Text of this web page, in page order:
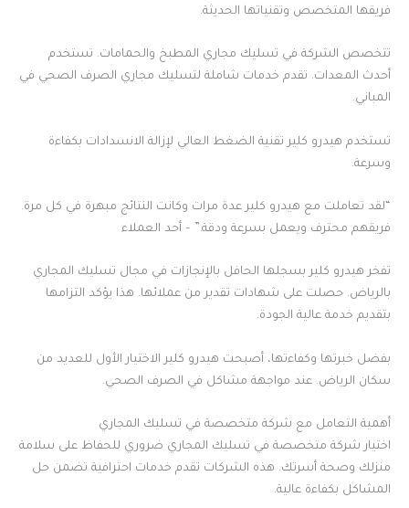
فريقها المتخصص وتقنياتها الحديثة.
تتخصص الشركة في تسليك مجاري المطبخ والحمامات. تستخدم
أحدث المعدات. تقدم خدمات شاملة لتسليك مجاري الصرف الصحي في
المباني.
تستخدم هيدرو كلير تقنية الضغط العالي لإزالة الانسدادات بكفاءة
وسرعة.
“لقد تعاملت مع هيدرو كلير عدة مرات وكانت النتائج مبهرة في كل مرة.
فريقهم محترف ويعمل بسرعة ودقة.” – أحد العملاء
تفخر هيدرو كلير بسجلها الحافل بالإنجازات في مجال تسليك المجاري
بالرياض. حصلت على شهادات تقدير من عملائها. هذا يؤكد التزامها
بتقديم خدمة عالية الجودة.
بفضل خبرتها وكفاءتها، أصبحت هيدرو كلير الاختيار الأول للعديد من
سكان الرياض. عند مواجهة مشاكل في الصرف الصحي.
أهمية التعامل مع شركة متخصصة في تسليك المجاري
اختيار شركة متخصصة في تسليك المجاري ضروري للحفاظ على سلامة
منزلك وصحة أسرتك. هذه الشركات تقدم خدمات احترافية تضمن حل
المشاكل بكفاءة عالية.